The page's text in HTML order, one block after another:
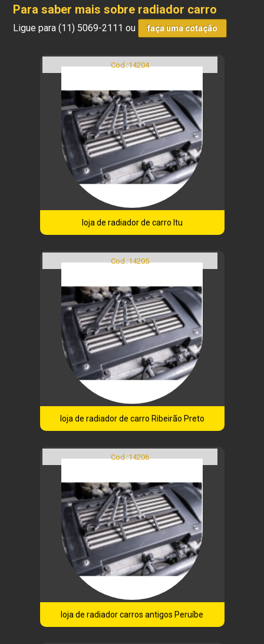
Para saber mais sobre radiador carro
Ligue para(11) 5069-2111 ou faça uma cotação
Cod.:14204
loja de radiador de carro Itu
Cod.:14205
loja de radiador de carro Ribeirão Preto
Cod.:14206
loja de radiador carros antigos Peruíbe